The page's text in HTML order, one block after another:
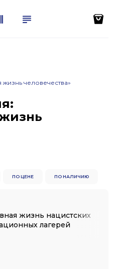
человечества»
ПО ЦЕНЕ ПО НАЛИЧИЮ
жизнь нацистских
лагерей